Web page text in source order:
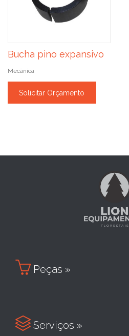
Bucha pino expansivo
Mecânica
Solicitar Orçamento
 Peças »
 Serviços »